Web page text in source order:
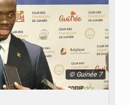
© Guinée 7